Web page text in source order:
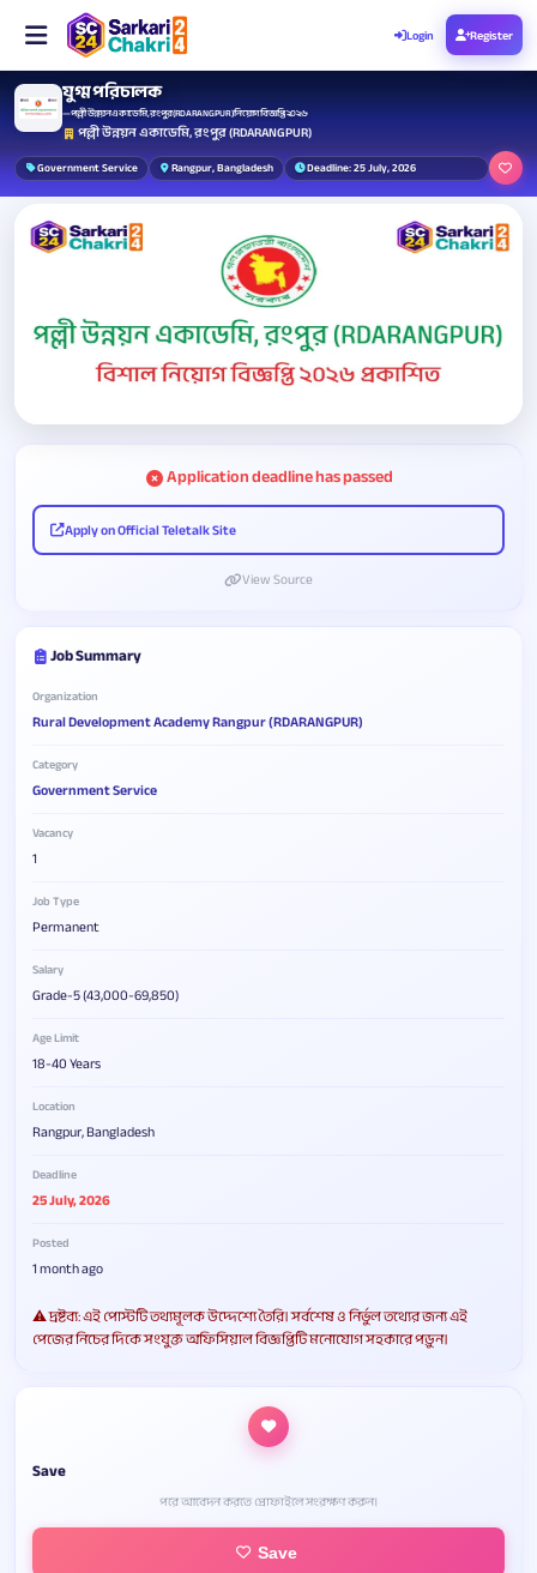
Login Register
যুগ্ম পরিচালক
— পল্লী উন্নয়ন একাডেমি, রংপুর (RDARANGPUR) নিয়োগ বিজ্ঞপ্তি ২০২৬
পল্লী উন্নয়ন একাডেমি, রংপুর (RDARANGPUR)
Government Service Rangpur, Bangladesh Deadline: 25 July, 2026
Application deadline has passed
Apply on Official Teletalk Site
View Source
Job Summary
Organization
Rural Development Academy Rangpur (RDARANGPUR)
Category
Government Service
Vacancy
1
Job Type
Permanent
Salary
Grade-5 (43,000-69,850)
Age Limit
18-40 Years
Location
Rangpur, Bangladesh
Deadline
25 July, 2026
Posted
1 month ago
⚠️ দ্রষ্টব্য: এই পোস্টটি তথ্যমূলক উদ্দেশ্যে তৈরি। সর্বশেষ ও নির্ভুল তথ্যের জন্য এই
পেজের নিচের দিকে সংযুক্ত অফিসিয়াল বিজ্ঞপ্তিটি মনোযোগ সহকারে পড়ুন।
Save
পরে আবেদন করতে প্রোফাইলে সংরক্ষণ করুন।
Save